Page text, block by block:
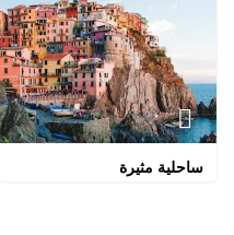
ساحلية مثيرة